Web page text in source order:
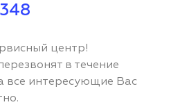
центр!
в течение
все интересующие Вас